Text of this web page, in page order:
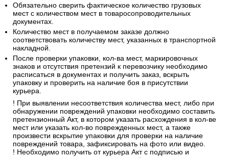
Обязательно сверить фактическое количество грузовых
мест с количеством мест в товаросопроводительных
документах.
Количество мест в получаемом заказе должно
соответствовать количеству мест, указанных в транспортной
накладной.
После проверки упаковки, кол-ва мест, маркировочных
знаков и отсутствия претензий к перевозчику необходимо
расписаться в документах и получить заказ, вскрыть
упаковку и проверить на наличие боя в присутствии
курьера.
! При выявлении несоответствия количества мест, либо при
обнаружении повреждений упаковки необходимо составить
претензионный Акт, в котором указать расхождения в кол-ве
мест или указать кол-во поврежденных мест, а также
произвести вскрытие упаковки для проверки на наличие
повреждений товара, зафиксировать на фото или видео.
! Необходимо получить от курьера Акт с подписью и